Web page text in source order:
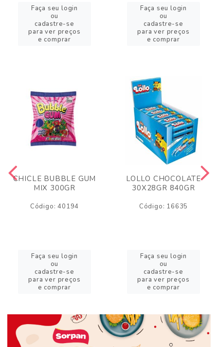
Faça seu login
ou
cadastre-se
para ver preços
e comprar
Faça seu login
ou
cadastre-se
para ver preços
e comprar
CHICLE BUBBLE GUM
MIX 300GR
Código: 40194
Faça seu login
ou
cadastre-se
para ver preços
e comprar
LOLLO CHOCOLATE
30X28GR 840GR
Código: 16635
Faça seu login
ou
cadastre-se
para ver preços
e comprar